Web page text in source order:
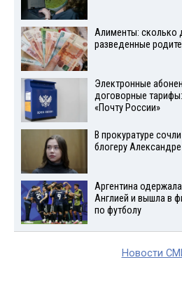
Алименты: сколько
разведенные
Электронные
договорные
«Почту России»
В прокуратуре
блогеру
Аргентина
Англией и вышла в
по футболу
Новости